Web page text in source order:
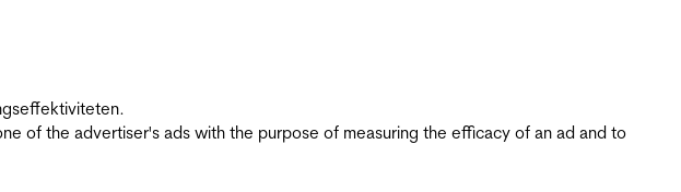
of the advertiser's ads with the purpose of measuring the efficacy of an ad and to